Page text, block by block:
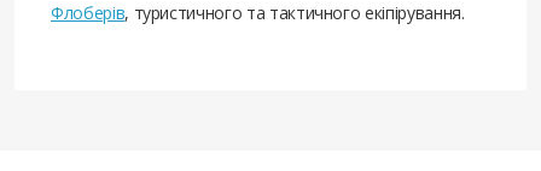
Флоберів, туристичного та тактичного екіпірування.